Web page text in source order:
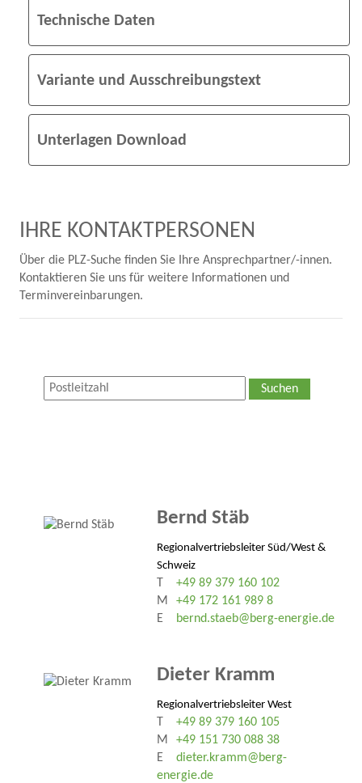
Technische Daten
Variante und Ausschreibungstext
Unterlagen Download
IHRE KONTAKTPERSONEN
Über die PLZ-Suche finden Sie Ihre Ansprechpartner/-innen.
Kontaktieren Sie uns für weitere Informationen und
Terminvereinbarungen.
Suchen
Bernd Stäb
Regionalvertriebsleiter Süd/West &
Schweiz
+49 89 379 160 102
M
+49 172 161 989 8
E
bernd.staeb@berg-energie.de
Dieter Kramm
Regionalvertriebsleiter West
+49 89 379 160 105
M
+49 151 730 088 38
E
dieter.kramm@berg-
energie.de